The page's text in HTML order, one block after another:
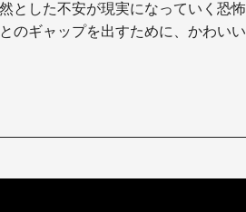
とした不安が現実になっていく恐怖
のギャップを出すために、かわいい